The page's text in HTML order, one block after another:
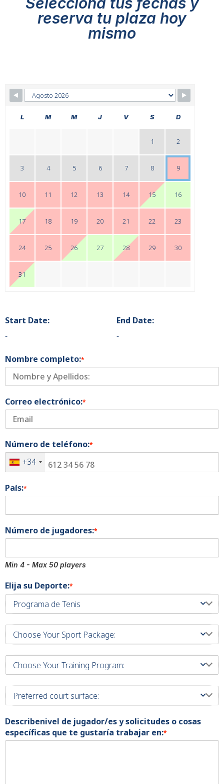
reserva tu plaza hoy
mismo
L M M J V S D
1 2
3 4 5 6 7 8 9
10 11 12 13 14 15 16
17 18 19 20 21 22 23
24 25 26 27 28 29 30
31
Start Date:
-
End Date:
-
Nombre completo:*
Correo electrónico:*
Número de teléfono:*
+34
País:*
Número de jugadores:*
Min 4 - Max 50 players
Elija su Deporte:*
Describenivel de jugador/es y solicitudes o cosas
específicas que te gustaría trabajar en:*